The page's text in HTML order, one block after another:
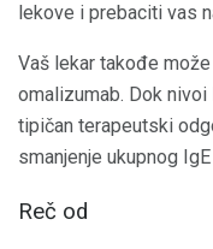
lekove i prebaciti vas
Vaš lekar takođe
omalizumab. Dok
tipičan terapeutski
smanjenje ukupnog
Reč od